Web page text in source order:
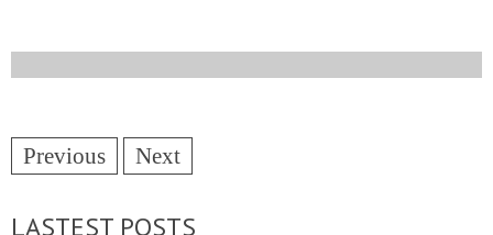
Previous Next
LASTEST POSTS